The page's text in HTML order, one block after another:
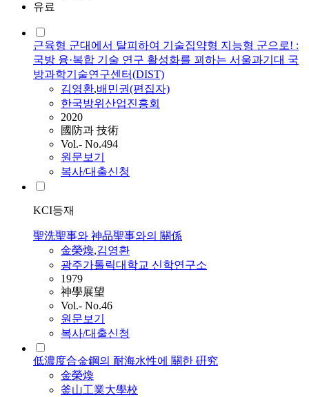
유료
근육형 군대에서 탈피하여 기술집약형 지능형 군으로! :
국방 융·복합 기술 연구 활성화를 꾀하는 서울과기대 국
방과학기술연구센터(DIST)
김영환,배민권(편집자)
한국방위산업진흥회
2020
國防과 技術
Vol.- No.494
원문보기
복사/대출신청
KCI등재
聖洗聖事와 神品聖事와의 關係
金榮煥,김영환
광주가톨릭대학교 신학연구소
1979
神學展望
Vol.- No.46
원문보기
복사/대출신청
低濃度合金鋼의 耐海水性에 關한 硏究
金榮煥
釜山工業大學校